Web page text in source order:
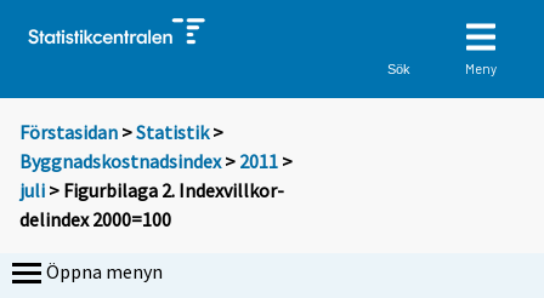
Sök Meny
Förstasidan >Statistik >
Byggnadskostnadsindex> 2011 >
juli > Figurbilaga 2. Indexvillkor-
delindex 2000=100
Öppna menyn